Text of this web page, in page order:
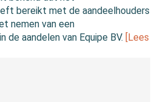
bereikt met de aandeelhouders
nemen van een
de aandelen van Equipe BV. [Lees